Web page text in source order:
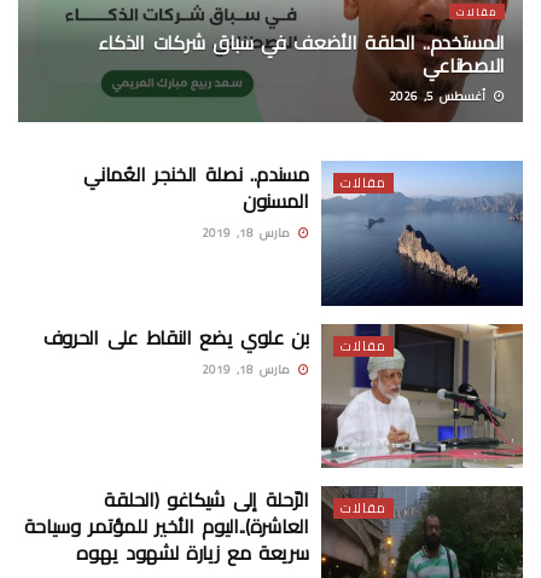
مقالات
المستخدم.. الحلقة الأضعف في سباق شركات الذكاء
الاصطناعي
أغسطس 5, 2026
مقالات مسندم.. نصلة الخنجر العُماني
المسنون
مارس 18, 2019
مقالات بن علوي يضع النقاط على الحروف
مارس 18, 2019
مقالات الرّحلة إلى شيكاغو (الحلقة
العاشرة)..اليوم الأخير للمؤتمر وسياحة
سريعة مع زيارة لشهود يهوه